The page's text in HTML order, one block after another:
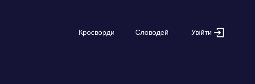
Кросворди Словодей Увійти